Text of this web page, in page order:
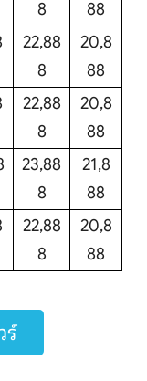
8
88
22,88
8
20,8
88
22,88
8
20,8
88
23,88
8
21,8
88
22,88
8
20,8
88
ร์